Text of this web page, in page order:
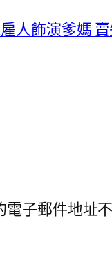
人飾演爹媽
子郵件地址